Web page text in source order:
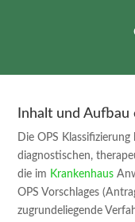
Inhalt und Aufbau
Die OPS
diagnostischen,
die im Krankenhaus
OPS Vorschlages
zugrundeliegende